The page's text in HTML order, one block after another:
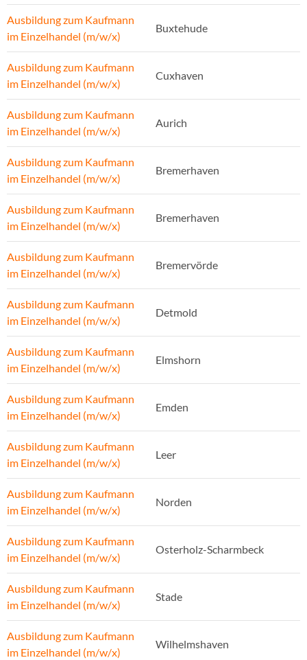
Ausbildung zum Kaufmann
im Einzelhandel (m/w/x)
Buxtehude
Ausbildung zum Kaufmann
im Einzelhandel (m/w/x)
Cuxhaven
Ausbildung zum Kaufmann
im Einzelhandel (m/w/x)
Aurich
Ausbildung zum Kaufmann
im Einzelhandel (m/w/x)
Bremerhaven
Ausbildung zum Kaufmann
im Einzelhandel (m/w/x)
Bremerhaven
Ausbildung zum Kaufmann
im Einzelhandel (m/w/x)
Bremervörde
Ausbildung zum Kaufmann
im Einzelhandel (m/w/x)
Detmold
Ausbildung zum Kaufmann
im Einzelhandel (m/w/x)
Elmshorn
Ausbildung zum Kaufmann
im Einzelhandel (m/w/x)
Emden
Ausbildung zum Kaufmann
im Einzelhandel (m/w/x)
Leer
Ausbildung zum Kaufmann
im Einzelhandel (m/w/x)
Norden
Ausbildung zum Kaufmann
im Einzelhandel (m/w/x)
Osterholz-Scharmbeck
Ausbildung zum Kaufmann
im Einzelhandel (m/w/x)
Stade
Ausbildung zum Kaufmann
im Einzelhandel (m/w/x)
Wilhelmshaven